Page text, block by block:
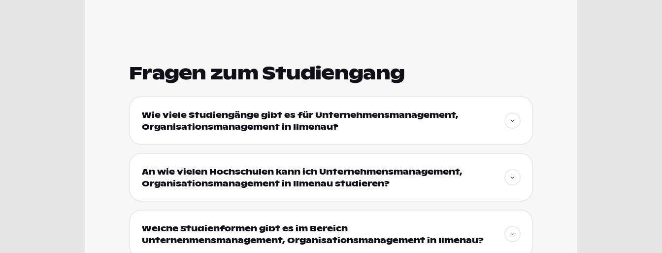
Fragen zum Studiengang
Wie viele Studiengänge gibt es für Unternehmensmanagement,
Organisationsmanagement in Ilmenau?
An wie vielen Hochschulen kann ich Unternehmensmanagement,
Organisationsmanagement in Ilmenau studieren?
Welche Studienformen gibt es im Bereich
Unternehmensmanagement, Organisationsmanagement in Ilmenau?